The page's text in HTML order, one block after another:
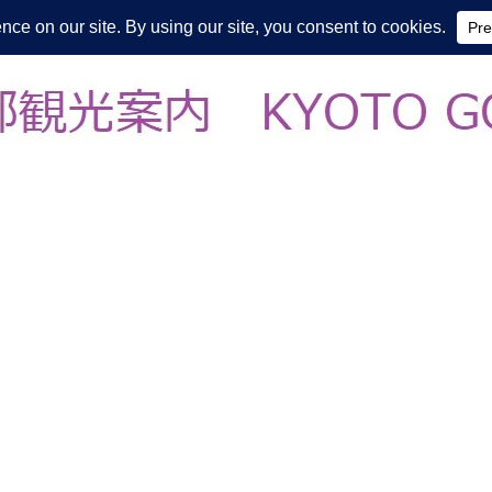
皆様の知らない京都をご案内/ THE MOST FASCINATING KYOTO,